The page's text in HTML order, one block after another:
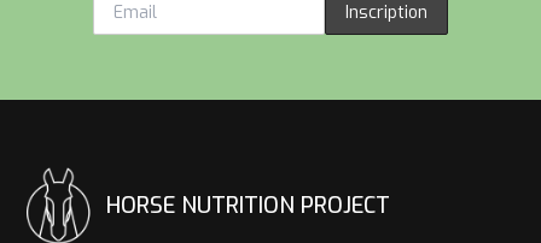
Inscription
HORSE NUTRITION PROJECT